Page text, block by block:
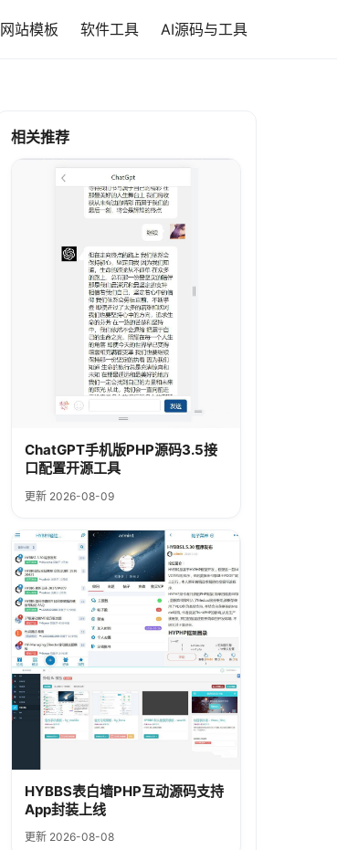
网站模板 软件工具 AI源码与工具
相关推荐
ChatGPT手机版PHP源码3.5接
口配置开源工具
更新 2026-08-09
HYBBS表白墙PHP互动源码支持
App封装上线
更新 2026-08-08